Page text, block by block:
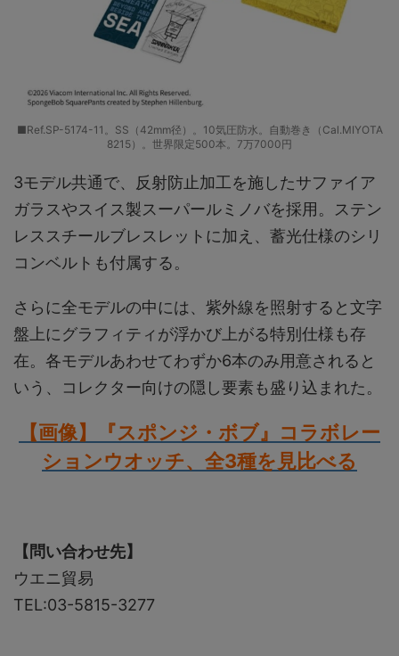
■Ref.SP-5174-11。SS（42mm径）。10気圧防水。自動巻き（Cal.MIYOTA
8215）。世界限定500本。7万7000円
3モデル共通で、反射防止加工を施したサファイア
ガラスやスイス製スーパールミノバを採用。ステン
レススチールブレスレットに加え、蓄光仕様のシリ
コンベルトも付属する。
さらに全モデルの中には、紫外線を照射すると文字
盤上にグラフィティが浮かび上がる特別仕様も存
在。各モデルあわせてわずか6本のみ用意されると
いう、コレクター向けの隠し要素も盛り込まれた。
【画像】『スポンジ・ボブ』コラボレー
ションウオッチ、全3種を見比べる
【問い合わせ先】
ウエニ貿易
TEL:03-5815-3277